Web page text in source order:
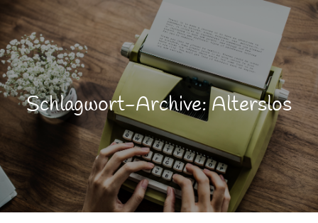
Schlagwort-Archive: Alterslos